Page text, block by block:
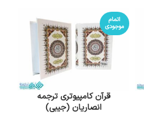
اتمام
موجودی
قرآن کامپیوتری ترجمه
انصاریان (جیبی)